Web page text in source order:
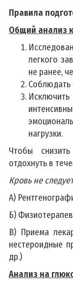
Правила
Общий анализ
легкого
не ранее,
Соблюдать
нагрузки.
Чтобы
отдохнуть в
Кровь не
А)
Б)
В) Приема
нестероидные
др.)
Анализ на